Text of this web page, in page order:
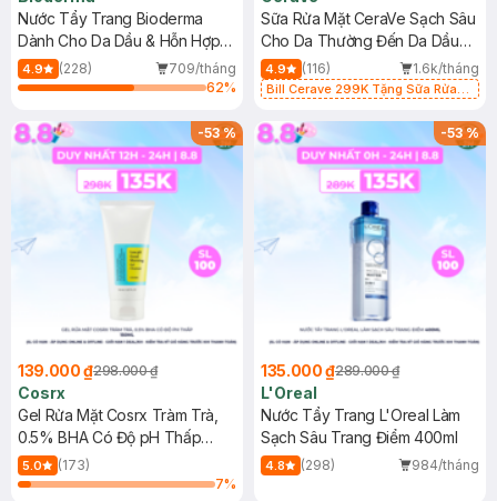
Nước Tẩy Trang Bioderma
Dành Cho Da Dầu & Hỗn Hợp
500ml
4.9 (228)
709/tháng
62%
Sữa Rửa Mặt CeraVe Sạch Sâu
Cho Da Thường Đến Da Dầu
473ml
4.9 (116) 1.6k/tháng
Bill Cerave 299K Tặng Sữa Rửa
-53%
139.000 ₫298.000 ₫
Cosrx
Gel Rửa Mặt Cosrx Tràm Trà,
0.5% BHA Có Độ pH Thấp
150ml
5.0
(173)
7%
-53%
135.000 ₫289.000 ₫
L'Oreal
Nước Tẩy Trang L'Oreal Làm
Sạch Sâu Trang Điểm 400ml
4.8 (298) 984/tháng